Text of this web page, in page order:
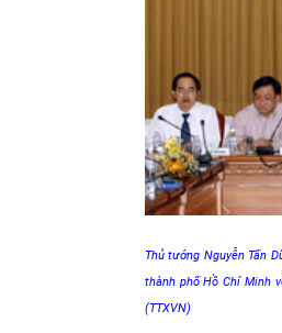
Thủ tướng Nguyễn Tấn
thành phố Hồ Chí Minh
(TTXVN)